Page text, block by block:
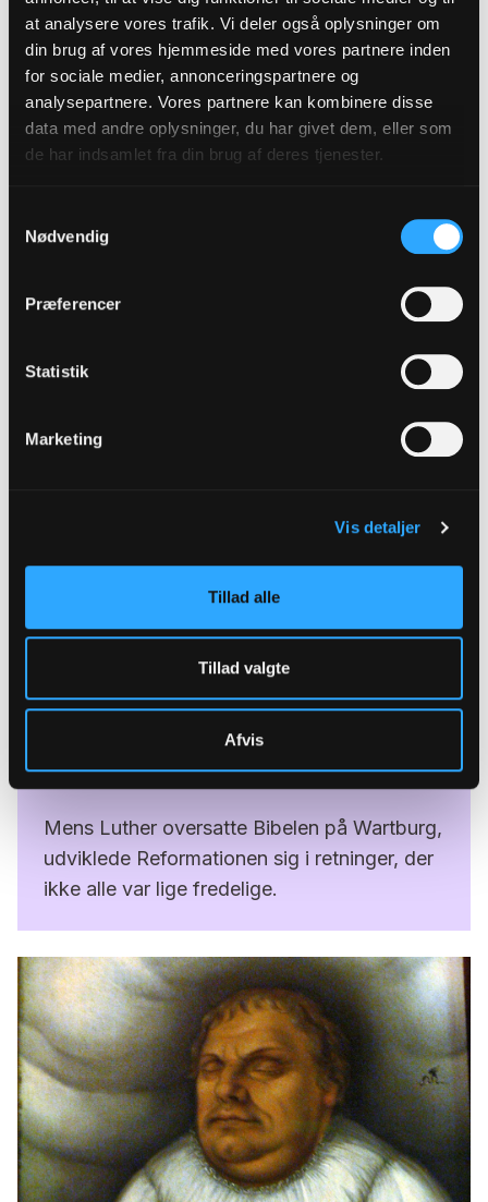
at analysere vores trafik. Vi deler også oplysninger om
din brug af vores hjemmeside med vores partnere inden
for sociale medier, annonceringspartnere og
analysepartnere. Vores partnere kan kombinere disse
data med andre oplysninger, du har givet dem, eller som
de har indsamlet fra din brug af deres tjenester.
Nødvendig
Præferencer
Statistik
Marketing
Vis detaljer
Tillad alle
Tillad valgte
Afvis
han skjule sig på Wartburg, hvor han bl.a.
Reformationen vokser
Mens Luther oversatte Bibelen på Wartburg,
udviklede Reformationen sig i retninger, der
ikke alle var lige fredelige.